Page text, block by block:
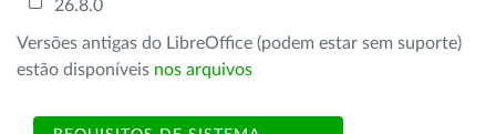
26.8.0
Versões antigas do LibreOffice (podem estar sem suporte)
estão disponíveis nos arquivos